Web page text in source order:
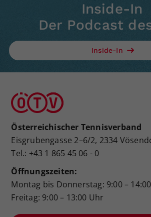
Inside-In
Der Podcast
Inside-In
Österreichischer Tennisverband
Eisgrubengasse 2–6/2, 2334
Tel.: +43 1 865 45 06 - 0
Öffnungszeiten:
Montag bis Donnerstag: 9:00 –
Freitag: 9:00 – 13:00 Uhr